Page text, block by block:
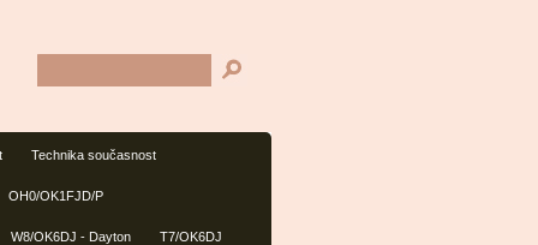
Technika současnost
OH0/OK1FJD/P
W8/OK6DJ - Dayton T7/OK6DJ